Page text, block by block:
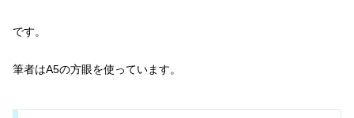
です。
筆者はA5の方眼を使っています。